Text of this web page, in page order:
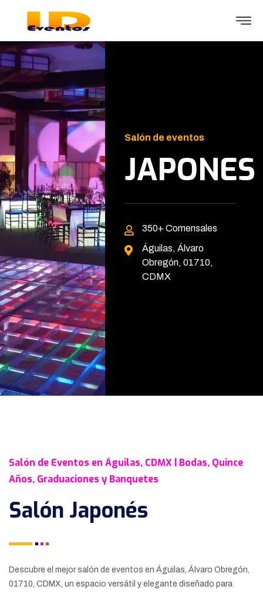
Salón de eventos
JAPONES
350+Comensales
Águilas,Álvaro
Obregón, 01710,
CDMX
Salón de Eventos en Águilas, CDMX | Bodas, Quince
Años, Graduaciones y Banquetes
Salón Japonés
Descubre el mejor salón de eventos en Águilas, Álvaro Obregón,
01710, CDMX, un espacio versátil y elegante diseñado para